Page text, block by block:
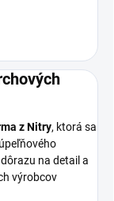
z Nitry, ktorá sa
na detail a
výrobcov